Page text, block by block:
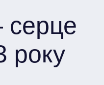
серце
року